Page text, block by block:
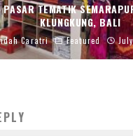
PASAR TEMATIK
KLUNGKUNG, BALI
Caratri Featured